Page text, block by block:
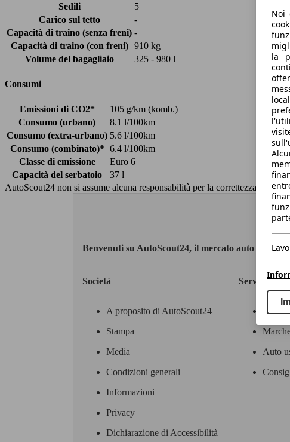
Sedili
5
Carico sul tetto
-
Capacità di traino (senza freni) -
Capacità di traino (con freni)
910 kg
Volume del bagagliaio
325 - 980 l
Consumi
Emissioni di CO2*
105 g/km (komb.)
Consumo (urbano)
8.1 l/100km
Consumo (extra-urbano) 5.6 l/100km
Consumo (combinato)* 6.4 l/100km
Classe di emissione
Euro 6
Capacità del serbatoio
37 l
AutoScout24 non si assume alcuna responsabilità per la correttezza dei dati.
Benvenuti su AutoScout24, il mercato auto
Società
A proposito di AutoScout24
Stampa
Media
Condizioni generali
Informazioni
Privacy
Dichiarazione di Accessibilità
Servizi
Auto
Noi
la